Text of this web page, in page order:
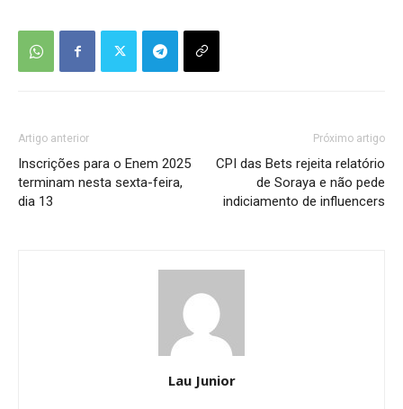
Artigo anterior
Inscrições para o Enem 2025
terminam nesta sexta-feira,
dia 13
Próximo artigo
CPI das Bets rejeita relatório
de Soraya e não pede
indiciamento de influencers
Lau Junior